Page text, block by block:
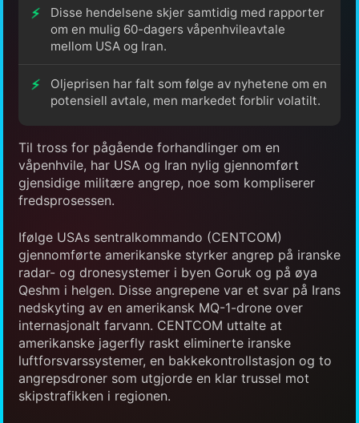
Disse hendelsene skjer samtidig med rapporter
om en mulig 60-dagers våpenhvileavtale
mellom USA og Iran.
Oljeprisen har falt som følge av nyhetene om en
potensiell avtale, men markedet forblir volatilt.
Til tross for pågående forhandlinger om en
våpenhvile, har USA og Iran nylig gjennomført
gjensidige militære angrep, noe som kompliserer
fredsprosessen.
Ifølge USAs sentralkommando (CENTCOM)
gjennomførte amerikanske styrker angrep på iranske
radar- og dronesystemer i byen Goruk og på øya
Qeshm i helgen. Disse angrepene var et svar på Irans
nedskyting av en amerikansk MQ-1-drone over
internasjonalt farvann. CENTCOM uttalte at
amerikanske jagerfly raskt eliminerte iranske
luftforsvarssystemer, en bakkekontrollstasjon og to
angrepsdroner som utgjorde en klar trussel mot
skipstrafikken i regionen.